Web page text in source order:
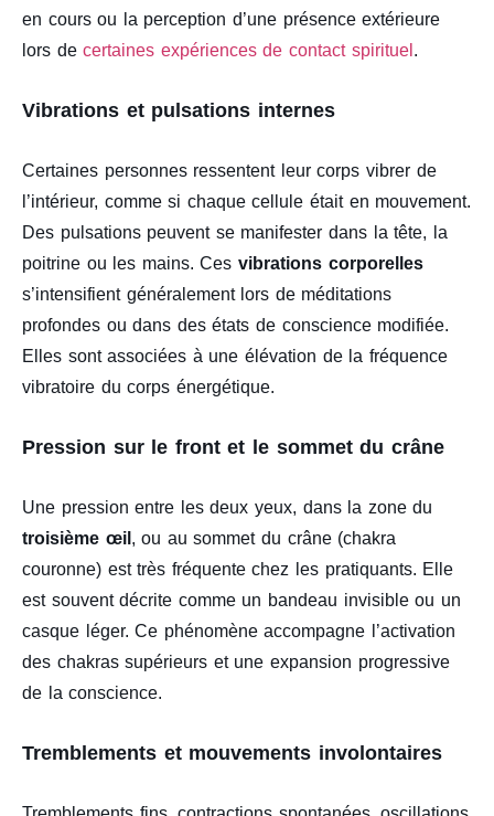
en cours ou la perception d’une présence extérieure
lors decertaines expériences de contact spirituel .
Vibrations et pulsations internes
Certaines personnes ressentent leur corps vibrer de
l’intérieur, comme si chaque cellule était en mouvement.
Des pulsations peuvent se manifester dans la tête, la
poitrine ou les mains. Ces vibrations corporelles
s’intensifient généralement lors de méditations
profondes ou dans des états de conscience modifiée.
Elles sont associées à une élévation de la fréquence
vibratoire du corps énergétique.
Pression sur le front et le sommet du crâne
Une pression entre les deux yeux, dans la zone du
troisième œil , ou au sommet du crâne (chakra
couronne) est très fréquente chez les pratiquants. Elle
est souvent décrite comme un bandeau invisible ou un
casque léger. Ce phénomène accompagne l’activation
des chakras supérieurs et une expansion progressive
de la conscience.
Tremblements et mouvements involontaires